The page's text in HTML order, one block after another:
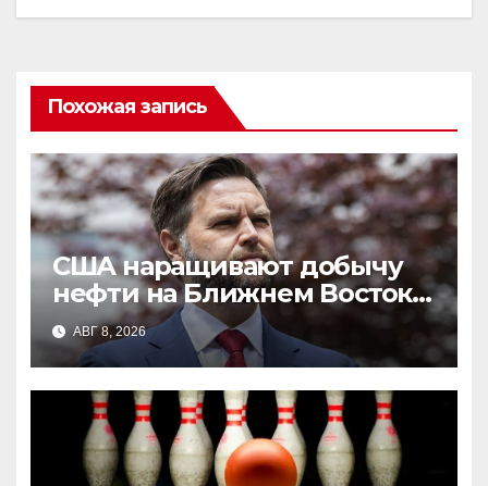
Похожая запись
США наращивают добычу
нефти на Ближнем Востоке:
план по снижению цен на
бензин и роль Ормузского
пролива
АВГ 8, 2026